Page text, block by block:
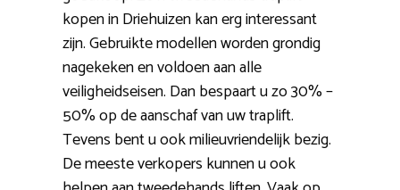
kopen in Driehuizen kan erg interessant
zijn. Gebruikte modellen worden grondig
nagekeken en voldoen aan alle
veiligheidseisen. Dan bespaart u zo 30% –
50% op de aanschaf van uw traplift.
Tevens bent u ook milieuvriendelijk bezig.
De meeste verkopers kunnen u ook